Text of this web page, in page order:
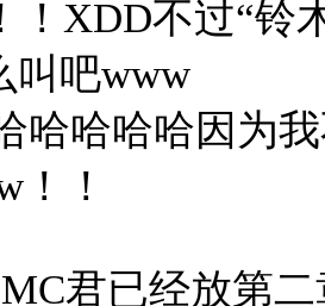
！XDD不过“铃
叫吧www
哈哈哈哈因为
！！
君已经放第